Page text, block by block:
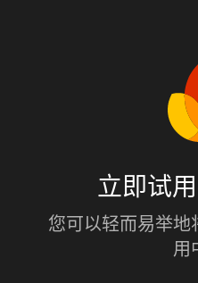
立即试
您可以轻而易举
用